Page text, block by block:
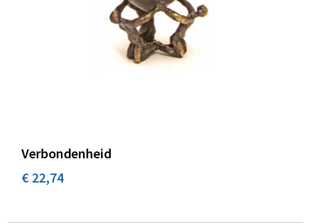
Verbondenheid
€ 22,74